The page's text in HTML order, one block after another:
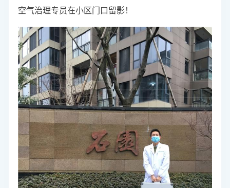
空气治理专员在小区门口留影！